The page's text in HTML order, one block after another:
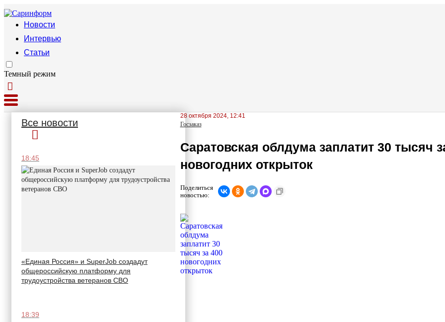
Новости
Интервью
Статьи
Темный режим
Все новости
18:45
«Единая Россия» и SuperJob создадут
общероссийскую платформу для
трудоустройства ветеранов СВО
18:39
28 октября 2024, 12:41
Госзаказ
Саратовская облдума заплатит 30 тысяч
новогодних открыток
Поделиться
новостью: